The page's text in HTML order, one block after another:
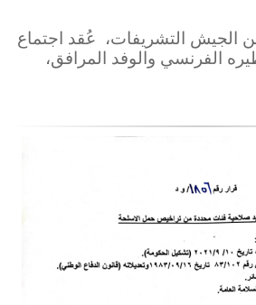
الجيش التشريفات، عُقد اجتماع
الفرنسي والوفد المرافق،